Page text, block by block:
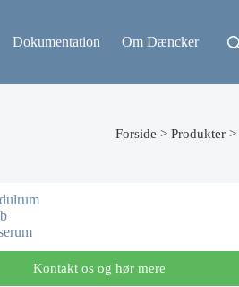
Dokumentation Om Dæncker
Forside > Produkter >
Kontakt os og hør mere